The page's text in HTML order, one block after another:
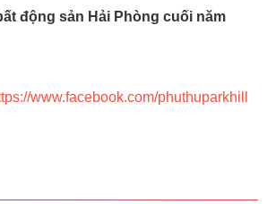
động sản Hải Phòng cuối năm
www.facebook.com/phuthuparkhill